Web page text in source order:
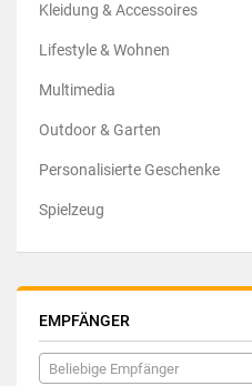
Kleidung & Accessoires
Lifestyle & Wohnen
Multimedia
Outdoor & Garten
Personalisierte Geschenke
Spielzeug
EMPFÄNGER
Beliebige Empfänger